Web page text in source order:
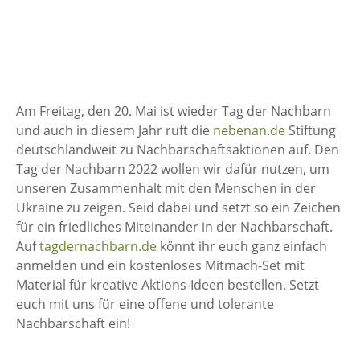
Am Freitag, den 20. Mai ist wieder Tag der Nachbarn
und auch in diesem Jahr ruft die nebenan.de Stiftung
deutschlandweit zu Nachbarschaftsaktionen auf. Den
Tag der Nachbarn 2022 wollen wir dafür nutzen, um
unseren Zusammenhalt mit den Menschen in der
Ukraine zu zeigen. Seid dabei und setzt so ein Zeichen
für ein friedliches Miteinander in der Nachbarschaft.
Auftagdernachbarn.de könnt ihr euch ganz einfach
anmelden und ein kostenloses Mitmach-Set mit
Material für kreative Aktions-Ideen bestellen. Setzt
euch mit uns für eine offene und tolerante
Nachbarschaft ein!